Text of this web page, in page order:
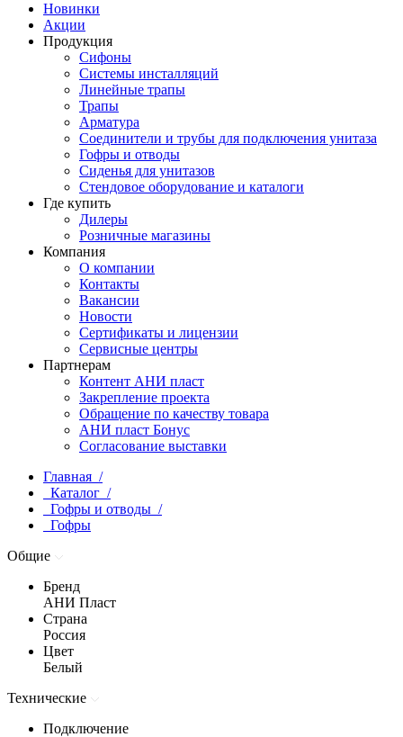
Новинки
Акции
Продукция
Сифоны
Системы инсталляций
Линейные трапы
Трапы
Арматура
Соединители и трубы для подключения унитаза
Гофры и отводы
Сиденья для унитазов
Стендовое оборудование и каталоги
Где купить
Дилеры
Розничные магазины
Компания
О компании
Контакты
Вакансии
Новости
Сертификаты и лицензии
Сервисные центры
Партнерам
Контент АНИ пласт
Закрепление проекта
Обращение по качеству товара
АНИ пласт Бонус
Согласование выставки
Главная /
Каталог /
Гофры и отводы /
Гофры
Общие
Бренд
АНИ Пласт
Страна
Россия
Цвет
Белый
Технические
Подключение